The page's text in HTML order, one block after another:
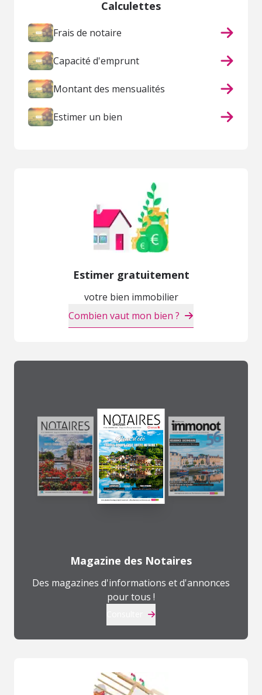
Calculettes
Frais de notaire
Capacité d'emprunt
Montant des mensualités
Estimer un bien
Estimer gratuitement
votre bien immobilier
Combien vaut mon bien ?
Magazine des Notaires
Des magazines d'informations et d'annonces
pour tous !